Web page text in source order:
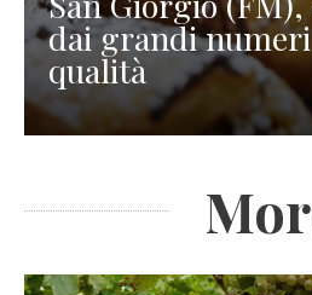
dai grandi
qualità